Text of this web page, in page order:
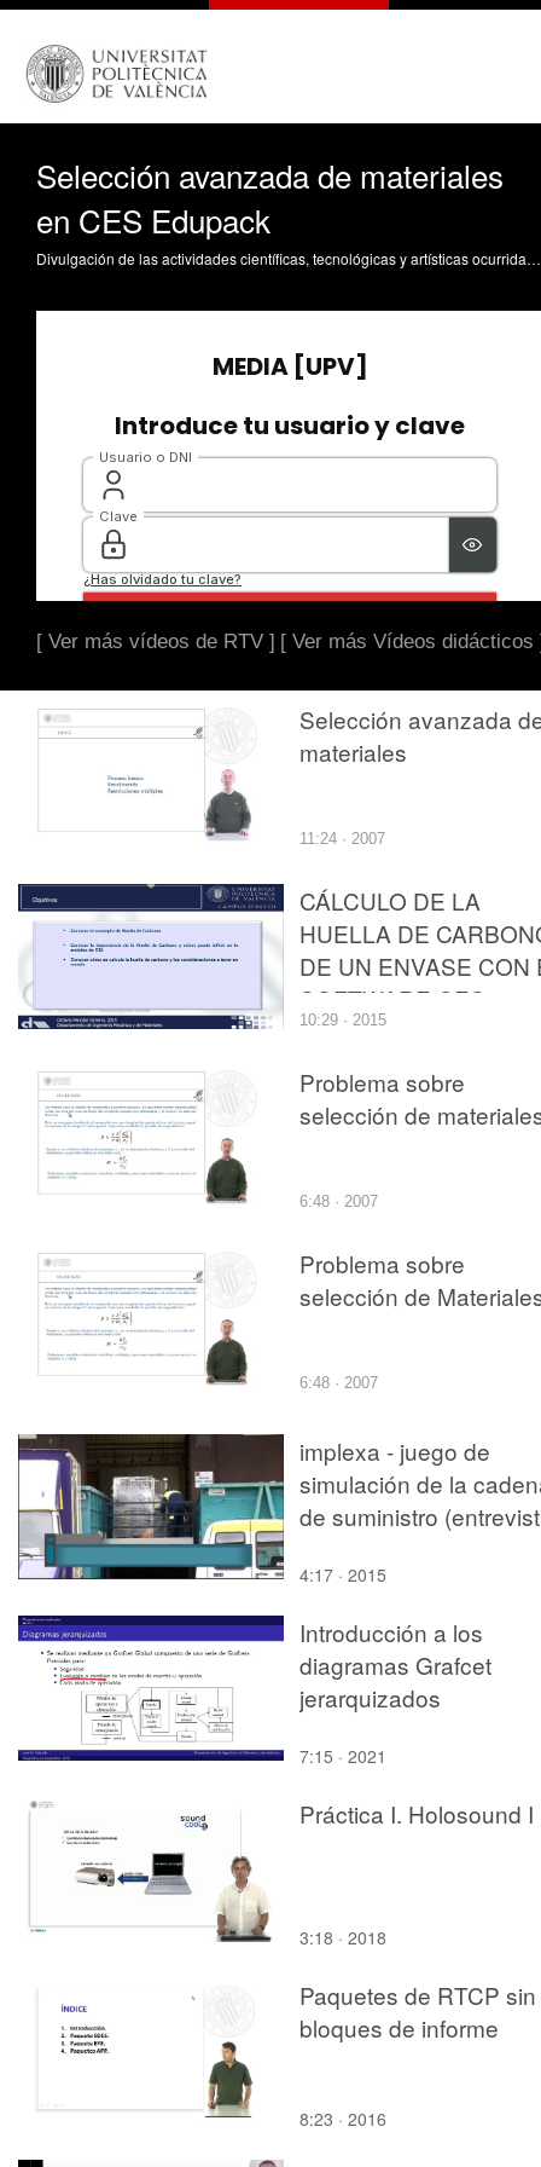
Selección avanzada de materiales
en CES Edupack
Divulgación de las actividades científicas, tecnológicas y artísticas ocurridas en los tres campus de la UPV
[ Ver más vídeos de RTV ] [ Ver más Vídeos didácticos
Selección avanzada
materiales
11:24 · 2007
CÁLCULO DE LA
HUELLA DE
DE UN ENVASE CON
SOFTWARE CES
EDUPACK 2014
10:29 · 2015
Problema sobre
selección de
6:48 · 2007
Problema sobre
selección de
6:48 · 2007
implexa - juego de
simulación de la
de suministro
4:17 · 2015
Introducción a los
diagramas Grafcet
jerarquizados
7:15 · 2021
Práctica I. Holosound I
3:18 · 2018
Paquetes de RTCP sin
bloques de informe
8:23 · 2016